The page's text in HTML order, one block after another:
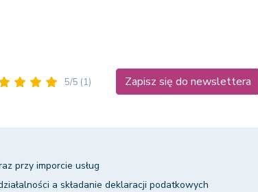
5/5 (1) Zapisz się do newslettera
przy imporcie usług
a składanie deklaracji podatkowych